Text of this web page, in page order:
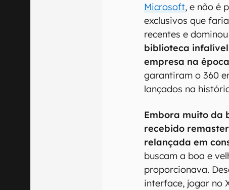
Microsoft, e não é
exclusivos que
recentes e
biblioteca
empresa na época
garantiram o 360
lançados na
Embora muito da
recebido
relançada em
buscam a boa e
proporcionava.
interface, jogar no